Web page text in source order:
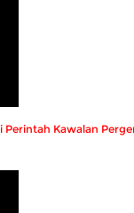
Perintah Kawalan